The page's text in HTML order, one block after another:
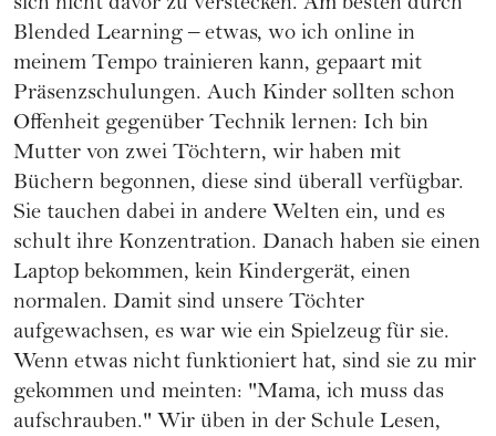
Blended Learning – etwas, wo ich online in
meinem Tempo trainieren kann, gepaart mit
Präsenzschulungen. Auch Kinder sollten schon
Offenheit gegenüber Technik lernen: Ich bin
Mutter von zwei Töchtern, wir haben mit
Büchern begonnen, diese sind überall verfügbar.
Sie tauchen dabei in andere Welten ein, und es
schult ihre Konzentration. Danach haben sie einen
Laptop bekommen, kein Kindergerät, einen
normalen. Damit sind unsere Töchter
aufgewachsen, es war wie ein Spielzeug für sie.
Wenn etwas nicht funktioniert hat, sind sie zu mir
gekommen und meinten: "Mama, ich muss das
aufschrauben." Wir üben in der Schule Lesen,